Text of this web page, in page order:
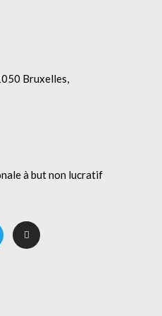
Bruxelles,
à but non lucratif